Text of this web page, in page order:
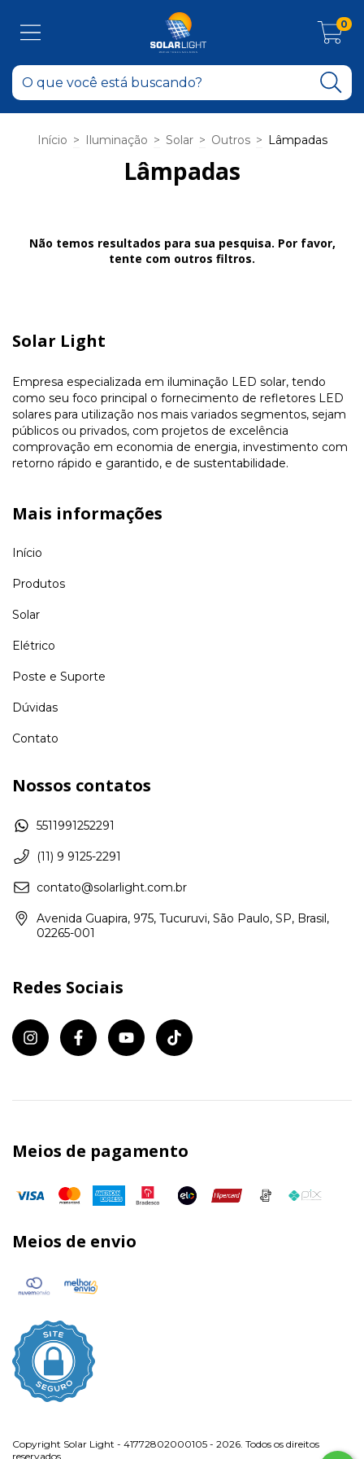
0
Início > Iluminação > Solar > Outros > Lâmpadas
Lâmpadas
Não temos resultados para sua pesquisa. Por favor,
tente com outros filtros.
Solar Light
Empresa especializada em iluminação LED solar, tendo
como seu foco principal o fornecimento de refletores LED
solares para utilização nos mais variados segmentos, sejam
públicos ou privados, com projetos de excelência
comprovação em economia de energia, investimento com
retorno rápido e garantido, e de sustentabilidade.
Mais informações
Início
Produtos
Solar
Elétrico
Poste e Suporte
Dúvidas
Contato
Nossos contatos
5511991252291
(11) 9 9125-2291
contato@solarlight.com.br
Avenida Guapira, 975, Tucuruvi, São Paulo, SP, Brasil,
02265-001
Redes Sociais
Meios de pagamento
Meios de envio
Copyright Solar Light - 41772802000105 - 2026. Todos os direitos
reservados.